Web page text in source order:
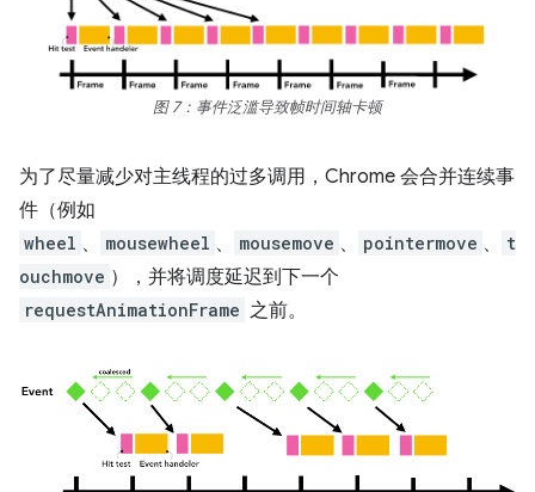
图 7：事件泛滥导致帧时间轴卡顿
为了尽量减少对主线程的过多调用，Chrome 会合并连续事
件（例如
wheel 、 mousewheel 、 mousemove 、 pointermove 、
t
ouchmove ），并将调度延迟到下一个
requestAnimationFrame 之前。